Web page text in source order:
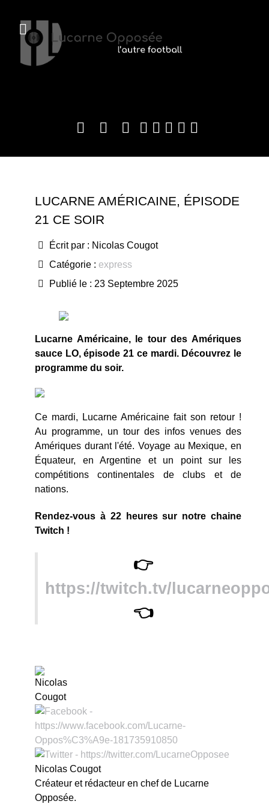
LUCARNE AMÉRICAINE, ÉPISODE
21 CE SOIR
Écrit par : Nicolas Cougot
Catégorie : express
Publié le : 23 Septembre 2025
Lucarne Américaine, le tour des Amériques
sauce LO, épisode 21 ce mardi. Découvrez le
programme du soir.
Ce mardi, Lucarne Américaine fait son retour !
Au programme, un tour des infos venues des
Amériques durant l'été. Voyage au Mexique, en
Équateur, en Argentine et un point sur les
compétitions continentales de clubs et de
nations.
Rendez-vous à 22 heures sur notre chaine
Twitch !
👉
https://twitch.tv/
👈
Nicolas Cougot
Créateur et rédacteur en chef de Lucarne
Opposée.